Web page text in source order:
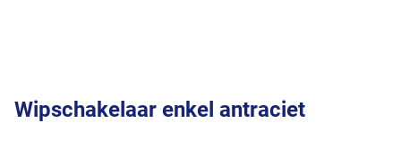
Wipschakelaar enkel antraciet